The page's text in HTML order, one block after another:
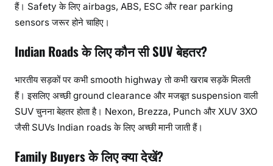
हैं। Safety के लिए airbags, ABS, ESC और rear parking
sensors जरूर होने चाहिए।
Indian Roads के लिए कौन सी SUV बेहतर?
भारतीय सड़कों पर कभी smooth highway तो कभी खराब सड़कें मिलती
हैं। इसलिए अच्छी ground clearance और मजबूत suspension वाली
SUV चुनना बेहतर होता है। Nexon, Brezza, Punch और XUV 3XO
जैसी SUVs Indian roads के लिए अच्छी मानी जाती हैं।
Family Buyers के लिए क्या देखें?